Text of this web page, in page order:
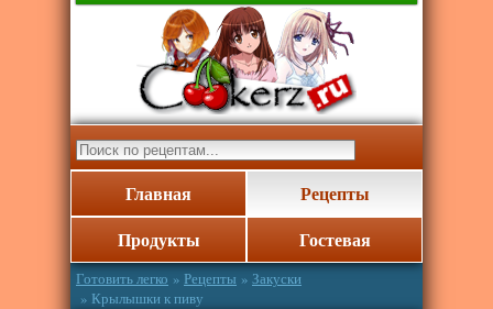
Главная
Рецепты
Продукты
Гостевая
Готовить легко » Рецепты » Закуски
» Крылышки к пиву